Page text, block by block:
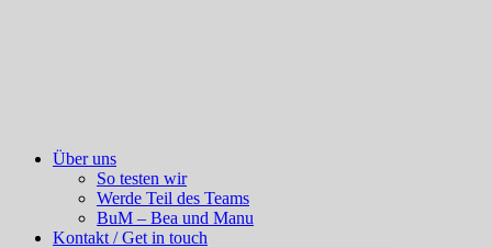
Über uns
So testen wir
Werde Teil des Teams
BuM – Bea und Manu
Kontakt / Get in touch